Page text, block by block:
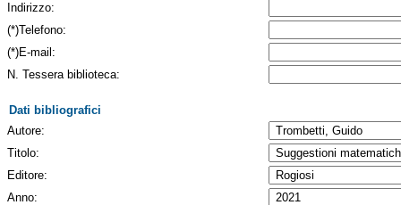
Indirizzo:
(*)Telefono:
(*)E-mail:
N. Tessera biblioteca:
Dati bibliografici
Autore:
Titolo:
Editore:
Anno: